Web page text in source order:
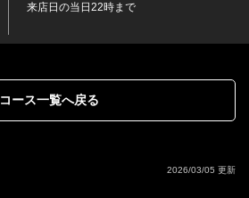
来店日の当日22時まで
コース一覧へ戻る
2026/03/05 更新